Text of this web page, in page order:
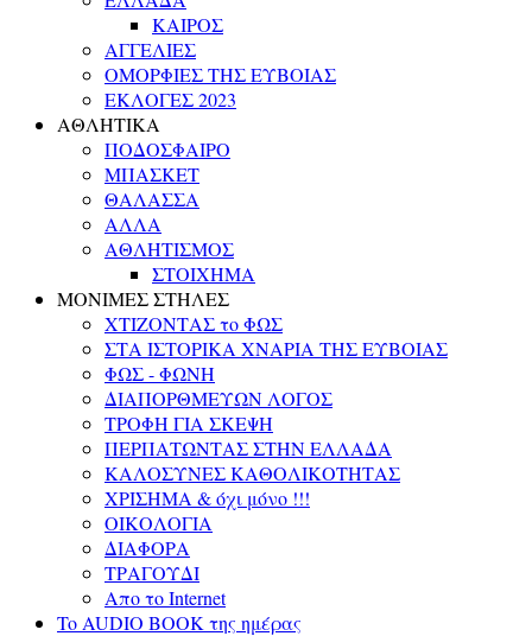
ΚΑΙΡΟΣ
ΑΓΓΕΛΙΕΣ
ΟΜΟΡΦΙΕΣ ΤΗΣ ΕΥΒΟΙΑΣ
ΕΚΛΟΓΕΣ 2023
ΑΘΛΗΤΙΚΑ
ΠΟΔΟΣΦΑΙΡΟ
ΜΠΑΣΚΕΤ
ΘΑΛΑΣΣΑ
ΑΛΛΑ
ΑΘΛΗΤΙΣΜΟΣ
ΣΤΟΙΧΗΜΑ
ΜΟΝΙΜΕΣ ΣΤΗΛΕΣ
ΧΤΙΖΟΝΤΑΣ το ΦΩΣ
ΣΤΑ ΙΣΤΟΡΙΚΑ ΧΝΑΡΙΑ ΤΗΣ ΕΥΒΟΙΑΣ
ΦΩΣ - ΦΩΝΗ
ΔΙΑΠΟΡΘΜΕΥΩΝ ΛΟΓΟΣ
ΤΡΟΦΗ ΓΙΑ ΣΚΕΨΗ
ΠΕΡΠΑΤΩΝΤΑΣ ΣΤΗΝ ΕΛΛΑΔΑ
ΚΑΛΟΣΥΝΕΣ ΚΑΘΟΛΙΚΟΤΗΤΑΣ
ΧΡΙΣΗΜΑ & όχι μόνο !!!
ΟΙΚΟΛΟΓΙΑ
ΔΙΑΦΟΡΑ
ΤΡΑΓΟΥΔΙ
Απο το Internet
To AUDIO BOOK της ημέρας